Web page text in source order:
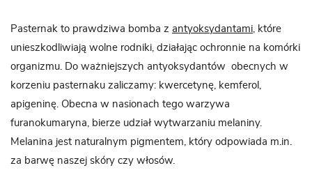
Pasternak to prawdziwa bomba z antyoksydantami, które
unieszkodliwiają wolne rodniki, działając ochronnie na komórki
organizmu. Do ważniejszych antyoksydantów obecnych w
korzeniu pasternaku zaliczamy: kwercetynę, kemferol,
apigeninę. Obecna w nasionach tego warzywa
furanokumaryna, bierze udział wytwarzaniu melaniny.
Melanina jest naturalnym pigmentem, który odpowiada m.in.
za barwę naszej skóry czy włosów.